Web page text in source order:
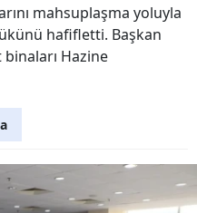
mahsuplaşma yoluyla
hafifletti. Başkan
binaları Hazine